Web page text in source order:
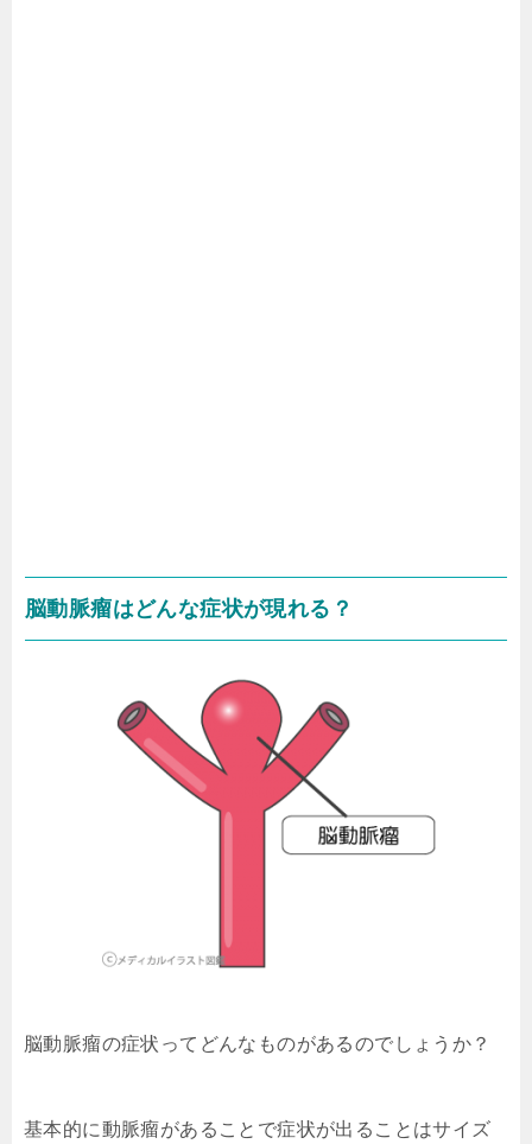
脳動脈瘤はどんな症状が現れる？
脳動脈瘤の症状ってどんなものがあるのでしょうか？
基本的に動脈瘤があることで症状が出ることはサイズ